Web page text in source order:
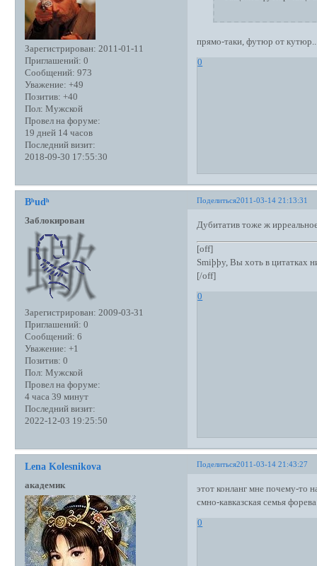
Зарегистрирован: 2011-01-11
Приглашений: 0
Сообщений: 973
Уважение: +49
Позитив: +40
Пол: Мужской
Провел на форуме:
19 дней 14 часов
Последний визит:
2018-09-30 17:55:30
прямо-таки, футюр от
0
Поделиться2011-03-14 21:13:31
Bʰudʰ
Заблокирован
Зарегистрирован: 2009-03-31
Приглашений: 0
Сообщений: 6
Уважение: +1
Позитив: 0
Пол: Мужской
Провел на форуме:
4 часа 39 минут
Последний визит:
2022-12-03 19:25:50
Дубитатив тоже ж
[off]
Smiþþy, Вы хоть в цитатках
[/off]
0
Поделиться2011-03-14 21:43:27
Lena Kolesnikova
академик
этот конланг мне почему-то
смно-кавказская семья
0